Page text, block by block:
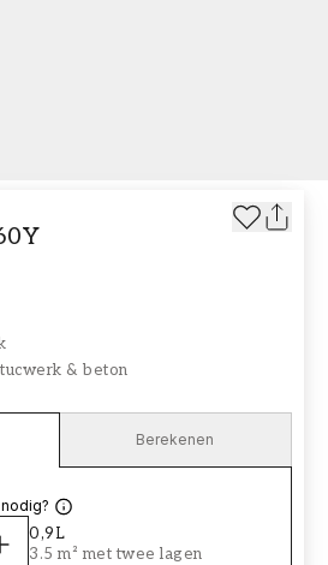
& beton
Berekenen
0,9L
3.5 m² met twee lagen